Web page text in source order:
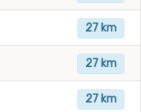
27 km
27 km
27 km